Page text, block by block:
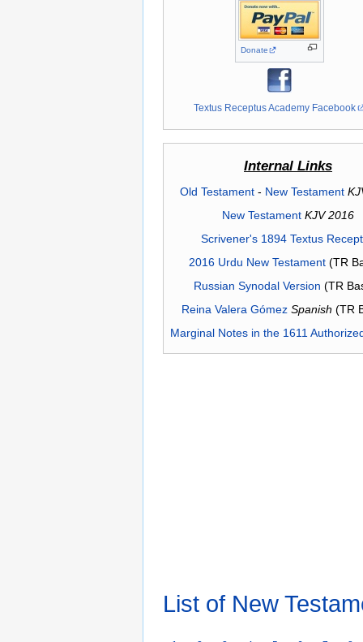
Donate
Textus Receptus Academy Facebook
Internal Links
Old Testament- New Testament
New Testament KJV 2016
Scrivener's 1894 Textus
2016 Urdu New Testament(TR
Russian Synodal Version (TR
Reina Valera Gómez Spanish (TR
Marginal Notes in the 1611
List of New